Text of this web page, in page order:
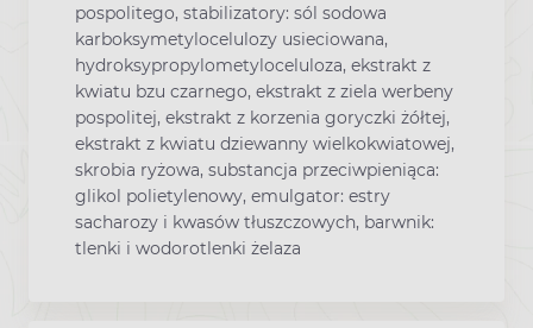
pospolitego, stabilizatory: sól sodowa
karboksymetylocelulozy usieciowana,
hydroksypropylometyloceluloza, ekstrakt z
kwiatu bzu czarnego, ekstrakt z ziela werbeny
pospolitej, ekstrakt z korzenia goryczki żółtej,
ekstrakt z kwiatu dziewanny wielkokwiatowej,
skrobia ryżowa, substancja przeciwpieniąca:
glikol polietylenowy, emulgator: estry
sacharozy i kwasów tłuszczowych, barwnik:
tlenki i wodorotlenki żelaza